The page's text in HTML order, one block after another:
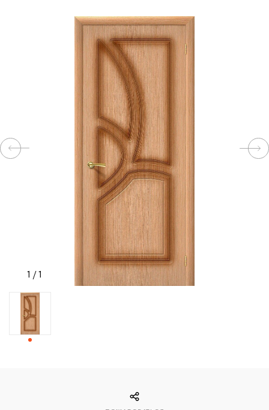
КОМПЛЕКТУЮЩИЕ
КОМПАНИИ
ИНТЕРЕСНЫЕ
СТАТЬИ
С
НАМИ
1 /1